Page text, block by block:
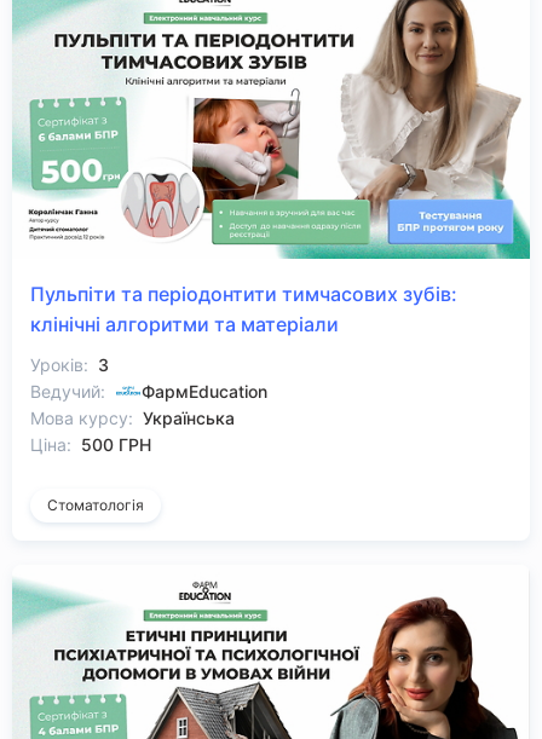
Пульпіти та періодонтити тимчасових зубів:
клінічні алгоритми та матеріали
Уроків: 3
Ведучий:
ФармEducation
Мова курсу: Українська
Ціна: 500 ГРН
Стоматологія